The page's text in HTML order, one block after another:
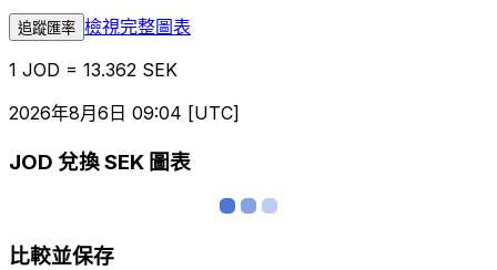
追蹤匯率 檢視完整圖表
1 JOD = 13.362 SEK
2026年8月6日 09:04 [UTC]
JOD 兌換 SEK 圖表
比較並保存